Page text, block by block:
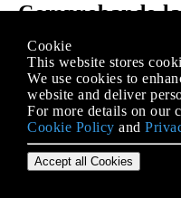
Comprobando
genéricos.
Si la lógica de una clase
verificar la igualdad de
use lapropiedad
public void
{
var comparer =
Cookie
This website stores
We use cookies to
website and deliver
For more details on our
Cookie Policy and
Accept all Cookies